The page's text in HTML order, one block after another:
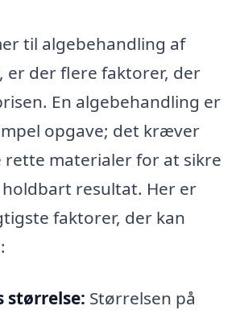
til algebehandling af
er der flere faktorer, der
En algebehandling er
opgave; det kræver
rette materialer for at sikre
resultat. Her er
faktorer, der kan
størrelse: Størrelsen på